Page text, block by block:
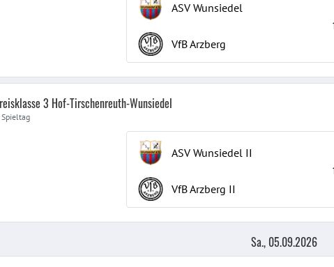
ASV Wunsiedel
VfB Arzberg
3 Hof-Tirschenreuth-Wunsiedel
Spieltag
ASV Wunsiedel II
VfB Arzberg II
Sa., 05.09.2026